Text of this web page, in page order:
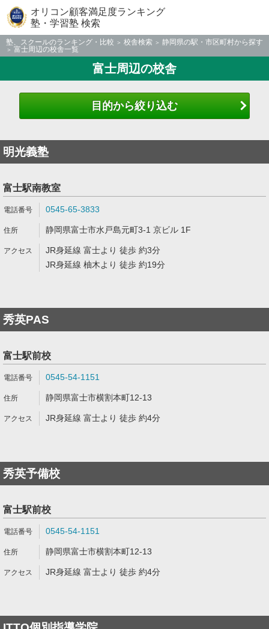
オリコン顧客満足度ランキング
塾・学習塾 検索
塾、スクールのランキング・比較 校舎検索
静岡県の駅・市区町村から探す
富士周辺の校舎一覧
富士周辺の校舎
目的から絞り込む
明光義塾
富士駅南教室
0545-65-3833
静岡県富士市水戸島元町3-1 京ビル 1F
JR身延線 富士より 徒歩 約3分
JR身延線 柚木より 徒歩 約19分
秀英PAS
富士駅前校
0545-54-1151
静岡県富士市横割本町12-13
JR身延線 富士より 徒歩 約4分
秀英予備校
富士駅前校
0545-54-1151
静岡県富士市横割本町12-13
JR身延線 富士より 徒歩 約4分